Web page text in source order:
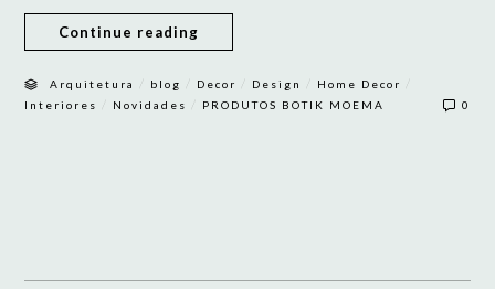
Continue reading
Arquitetura blog Decor Design Home Decor
Interiores Novidades PRODUTOS BOTIK MOEMA 0